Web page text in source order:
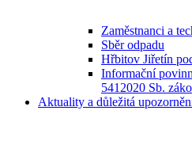
Zaměstnanci a
Sběr odpadu
Hřbitov Jiřetín
Informační
5412020 Sb.
Aktuality a důležitá